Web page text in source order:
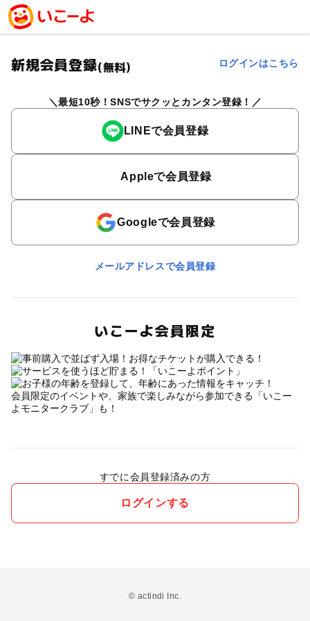
新規会員登録(無料) ログインはこちら
最短10秒！SNSでサクッとカンタン登録！
LINEで会員登録
Appleで会員登録
Googleで会員登録
メールアドレスで会員登録
いこーよ会員限定
会員限定のイベントや、家族で楽しみながら参加できる「いこー
よモニタークラブ」も！
すでに会員登録済みの方
ログインする
© actindi Inc.